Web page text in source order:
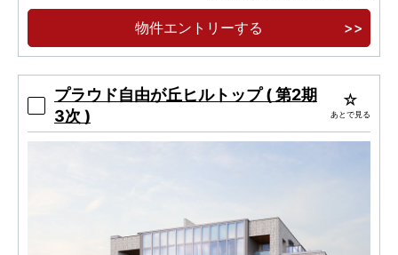
江戸線「門前仲町」駅徒歩7分、有楽町線「月島」
「大手町」直通6分ー3駅4路線利用可能な都心アク
セス性
物件エントリーする
プラウド自由が丘ヒルトップ ( 第2期
3次 )
あとで見る